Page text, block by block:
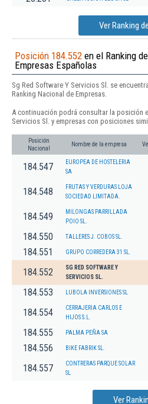
Ver Ranking
Posición 184.552 en el Ranking de
Empresas Españolas
Sg Red Software Y Servicios Sl. se
Ranking Nacional de Empresas.
A continuación podrá consultar la posición
Servicios Sl. y empresas con posiciones
Posición
Nacional
Nombre de la empresa
184.547
EUROPEA DE HOSTELERIA
SA
184.548
FRUTAS Y VERDURAS LOJA
SOCIEDAD LIMITADA.
184.549
MILONGAS PARRILLADA
POIO SL.
184.550 TALLERES J. COBOS SL.
184.551 GRUPO CORREDERA 31 SL.
184.552
SG RED SOFTWARE Y
SERVICIOS SL.
184.553 LUBOLA INVERSIONES SL
184.554
CERRAJERIA CARLOS E
HIJOS S.L.
184.555 PALMA PEÑA SA
184.556 BIKE FABRIK SL.
184.557
CONTRERAS PARQUE SOLAR
SL
Ver